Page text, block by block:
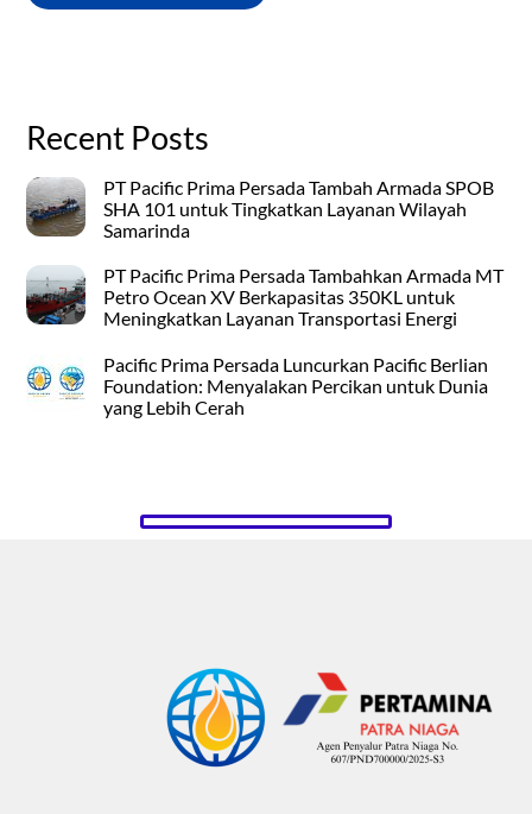
Recent Posts
PT Pacific Prima Persada Tambah Armada SPOB
SHA 101 untuk Tingkatkan Layanan Wilayah
Samarinda
PT Pacific Prima Persada Tambahkan Armada MT
Petro Ocean XV Berkapasitas 350KL untuk
Meningkatkan Layanan Transportasi Energi
Pacific Prima Persada Luncurkan Pacific Berlian
Foundation: Menyalakan Percikan untuk Dunia
yang Lebih Cerah